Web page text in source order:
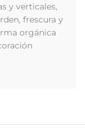
y verticales,
frescura y
orgánica